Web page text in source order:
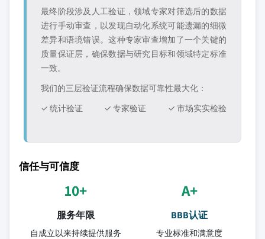
最终阶段涉及人工验证，领域专家对筛选后的数据
进行手动审查，以发现自动化系统可能遗漏的细微
差异和语境错误。这种专家审查增加了一个关键的
质量保证层，确保数据与研究目标和领域特定标准
一致。
我们的三层验证流程确保数据可靠性最大化：
✓ 统计验证
✓ 专家验证 ✓ 市场实实检验
信任与可信度
10+
服务年限
自成立以来持续提供服务
A+
BBB认证
专业标准和满意度